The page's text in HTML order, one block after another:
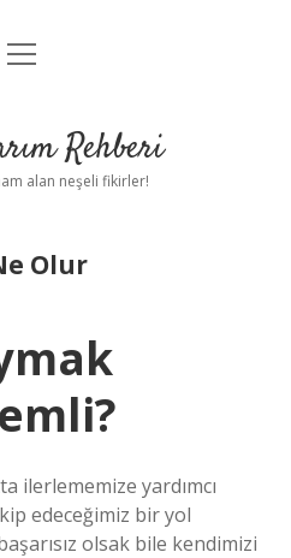
Uyarı
menüyü
Rehberi
alan neşeli fikirler!
Olur
ilerlememize yardımcı
edeceğimiz bir yol
olsak bile kendimizi